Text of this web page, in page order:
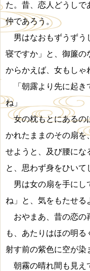
た。昔、恋人どうしで
仲であろう。
男はなおもずうずう
寝ですか」と、御簾の
からかえば、女もしゃ
「朝露より先に起き
ね」
女の枕もとにあるの
かれたままのその扇を
せようと、及び腰にな
と、思わず身をひいて
男は女の扇を手にし
ね」と、気をもたせる
おやまあ、昔の恋の
も、あたりはほの明
射す前の紫色に空が染
朝霧の晴れ間も見え